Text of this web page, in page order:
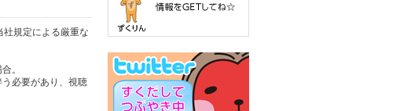
規定による厳重な
。
必要があり、視聴